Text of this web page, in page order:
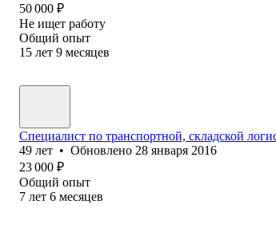
50 000 ₽
Не ищет работу
Общий опыт
15 лет 9 месяцев
Специалист по транспортной, складской
49 лет • Обновлено 28 января 2016
23 000 ₽
Общий опыт
7 лет 6 месяцев